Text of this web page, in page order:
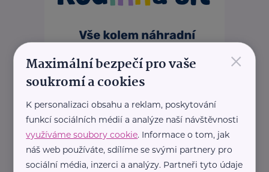
×
Maximální bezpečí pro vaše
soukromí a cookies
K personalizaci obsahu a reklam, poskytování
funkcí sociálních médií a analýze naší návštěvnosti
využíváme soubory cookie. Informace o tom, jak
náš web používáte, sdílíme se svými partnery pro
sociální média, inzerci a analýzy. Partneři tyto údaje